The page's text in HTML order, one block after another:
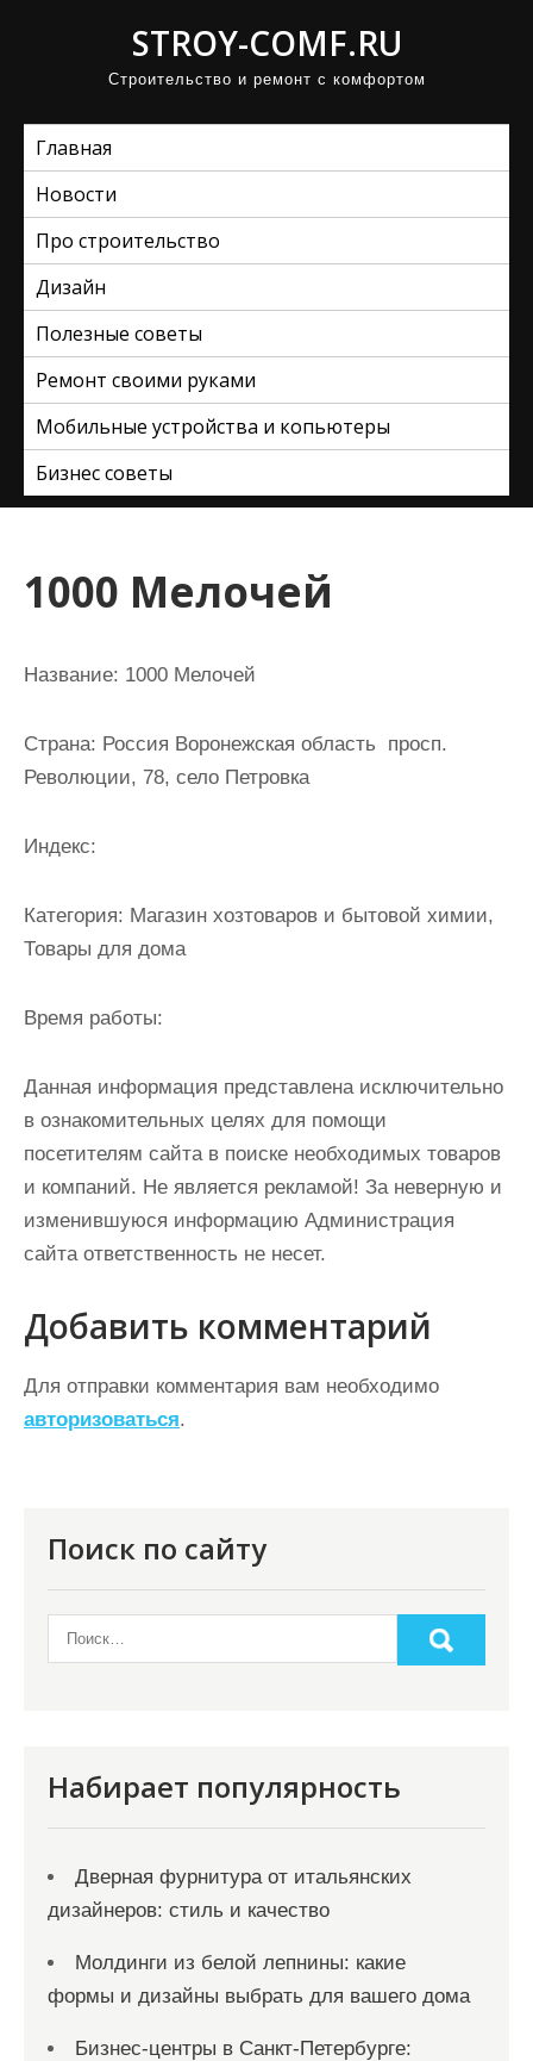
STROY-COMF.RU
Строительство и ремонт с комфортом
Главная
Новости
Про строительство
Дизайн
Полезные советы
Ремонт своими руками
Мобильные устройства и копьютеры
Бизнес советы
1000 Мелочей
Название: 1000 Мелочей
Страна: Россия Воронежская область просп.
Революции, 78, село Петровка
Индекс:
Категория: Магазин хозтоваров и бытовой химии,
Товары для дома
Время работы:
Данная информация представлена исключительно
в ознакомительных целях для помощи
посетителям сайта в поиске необходимых товаров
и компаний. Не является рекламой! За неверную и
изменившуюся информацию Администрация
сайта ответственность не несет.
Добавить комментарий
Для отправки комментария вам необходимо
авторизоваться.
Поиск по сайту
Набирает популярность
Дверная фурнитура от итальянских
дизайнеров: стиль и качество
Молдинги из белой лепнины: какие
формы и дизайны выбрать для вашего дома
Бизнес-центры в Санкт-Петербурге: